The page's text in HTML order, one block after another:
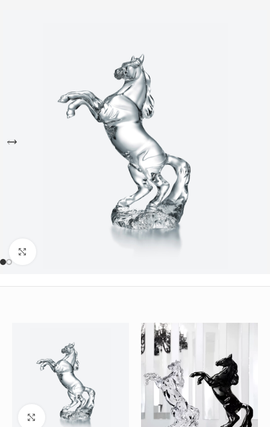
Büyütmek için tıklayın